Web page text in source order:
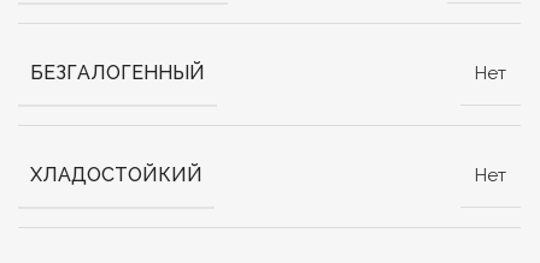
БЕЗГАЛОГЕННЫЙ Нет
ХЛАДОСТОЙКИЙ Нет